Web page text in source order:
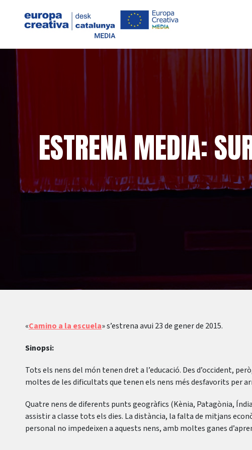
ESTRENA MEDIA:
«Camino a la escuela» s’estrena avui 23 de gener de 2015.
Sinopsi:
Tots els nens del món tenen dret a l’educació. Des d’occident,
moltes de les dificultats que tenen els nens més desfavorits per
Quatre nens de diferents punts geogràfics (Kènia, Patagònia,
assistir a classe tots els dies. La distància, la falta de mitjans
personal no impedeixen a aquests nens, amb moltes ganes